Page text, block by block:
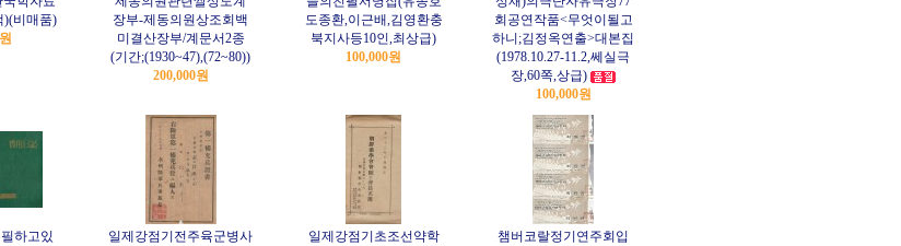
)(비매품)
장부-제동의원상조회백
미결산장부/계문서2종
(기간;(1930~47),(72~80))
200,000원
도종환,이근배,김영환충
북지사등10인,최상급)
100,000원
회공연작품<무엇이될고
하니;김정옥연출>대본집
(1978.10.27-11.2,쎄실극
장,60쪽,상급)
100,000원
하고있
일제강점기전주육군병사
일제강점기초조선약학
챔버코랄정기연주회입